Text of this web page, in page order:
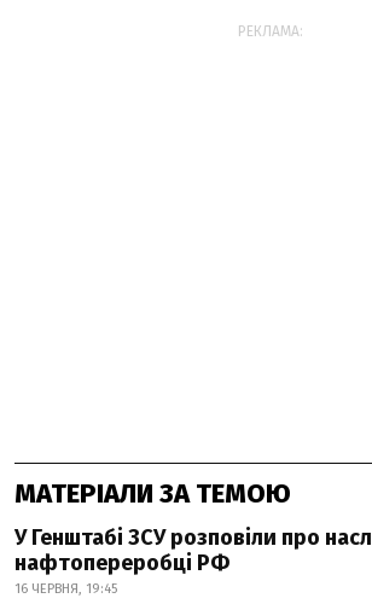
РЕКЛАМА:
МАТЕРІАЛИ ЗА ТЕМОЮ
У Генштабі ЗСУ розповіли про
нафтопереробці РФ
16 ЧЕРВНЯ, 19:45